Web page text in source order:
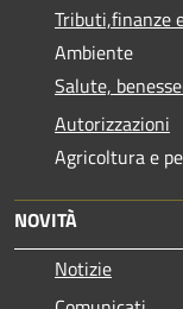
Tributi,finanze
Ambiente
Salute,
Autorizzazioni
Agricoltura e
NOVITÀ
Notizie